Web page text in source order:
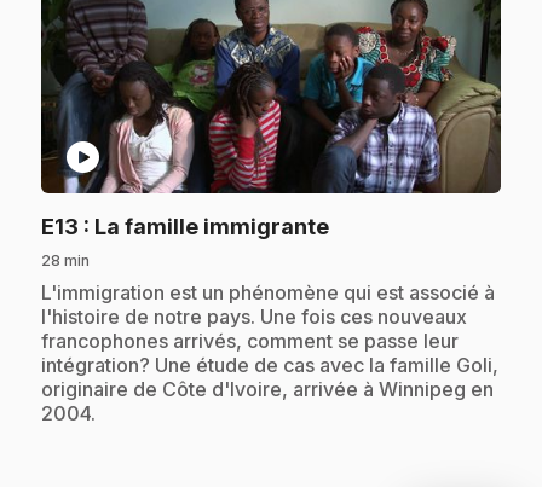
play_circle
E13 : La famille immigrante.
28 min
.L'immigration est un phénomène qui est associé à
l'histoire de notre pays. Une fois ces nouveaux
francophones arrivés, comment se passe leur
intégration? Une étude de cas avec la famille Goli,
originaire de Côte d'Ivoire, arrivée à Winnipeg en
2004.